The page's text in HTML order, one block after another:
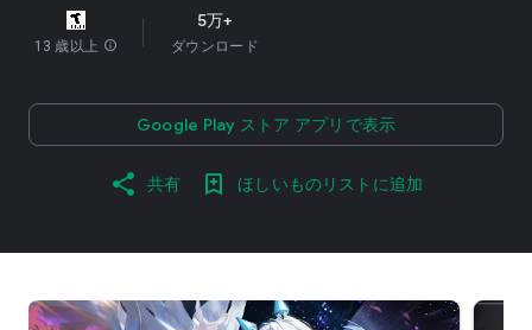
13 歳以上 info
5万+
ダウンロード
Google Play ストア アプリで表示
共有 ほしいものリストに追加